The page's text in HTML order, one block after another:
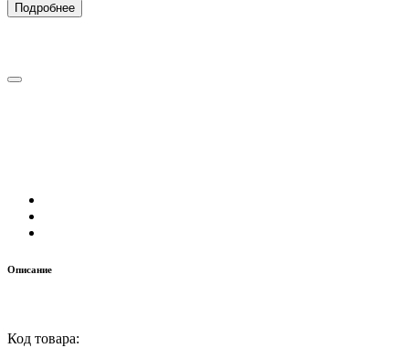
Подробнее
Описание
Код товара: